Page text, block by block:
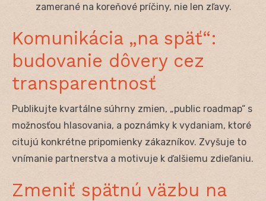
zamerané na koreňové príčiny, nie len zľavy.
Komunikácia „na späť“:
budovanie dôvery cez
transparentnosť
Publikujte kvartálne súhrny zmien, „public roadmap“ s
možnosťou hlasovania, a poznámky k vydaniam, ktoré
citujú konkrétne pripomienky zákazníkov. Zvyšuje to
vnímanie partnerstva a motivuje k ďalšiemu zdieľaniu.
Zmeniť spätnú väzbu na